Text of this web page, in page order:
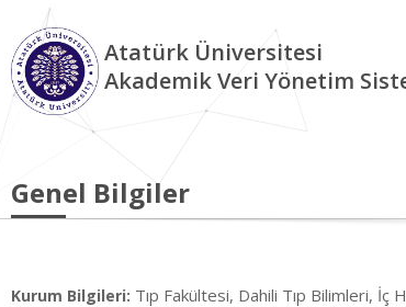
Atatürk Üniversitesi
Akademik Veri Yönetim
Genel Bilgiler
Kurum Bilgileri: Tıp Fakültesi, Dahili Tıp Bilimleri, İç